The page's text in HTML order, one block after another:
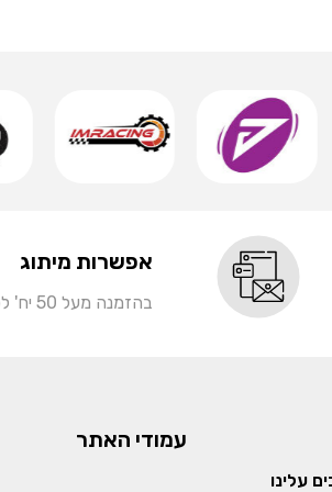
אפשרות מיתוג
בהזמנה מעל 50 יח' לפריט
עלינו
עמודי האתר